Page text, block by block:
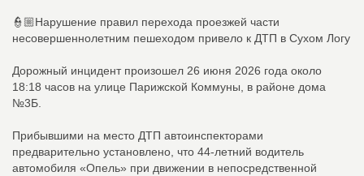
👮🏼Нарушение правил перехода проезжей части
несовершеннолетним пешеходом привело к ДТП в Сухом Логу
Дорожный инцидент произошел 26 июня 2026 года около
18:18 часов на улице Парижской Коммуны, в районе дома
№3Б.
Прибывшими на место ДТП автоинспекторами
предварительно установлено, что 44-летний водитель
автомобиля «Опель» при движении в непосредственной